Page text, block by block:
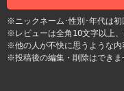
※ニックネーム･性別･年代は初
※レビューは全角10文字以上、
※他の人が不快に思うような内
※投稿後の編集・削除はできま